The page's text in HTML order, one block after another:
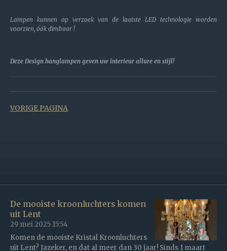
Lampen kunnen op verzoek van de laatste LED technologie worden
voorzien, óók dimbaar !
Deze Design hanglampen geven uw interieur allure en stijl!
VORIGE PAGINA
De mooiste kroonluchters komen
uit Lent
29 mei 2025 15:54
Komen de mooiste Kristal Kroonluchters
uit Lent? Jazeker, en dat al meer dan 30 jaar! Sinds 1 maart